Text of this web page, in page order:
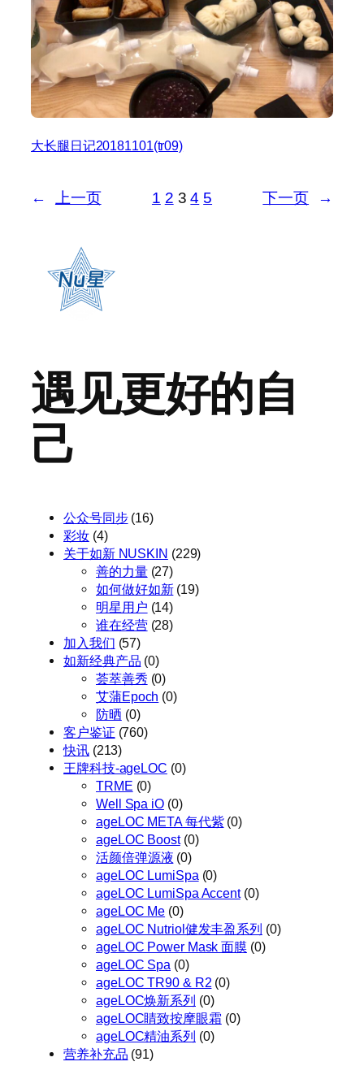
大长腿日记20181101(tr09)
← 上一页 1 2 3 4 5 下一页 →
遇见更好的自
己
公众号同步(16)
彩妆(4)
关于如新 NUSKIN (229)
善的力量(27)
如何做好如新(19)
明星用户 (14)
谁在经营(28)
加入我们 (57)
如新经典产品 (0)
荟萃善秀 (0)
艾蒲Epoch (0)
防晒 (0)
客户鉴证 (760)
快讯(213)
王牌科技-ageLOC (0)
TRME (0)
Well Spa iO(0)
ageLOC META 每代紫(0)
ageLOC Boost(0)
活颜倍弹源液 (0)
ageLOC LumiSpa (0)
ageLOC LumiSpa Accent(0)
ageLOC Me (0)
ageLOC Nutriol健发丰盈系列 (0)
ageLOC Power Mask 面膜 (0)
ageLOC Spa (0)
ageLOC TR90 & R2 (0)
ageLOC焕新系列 (0)
ageLOC睛致按摩眼霜 (0)
ageLOC精油系列 (0)
营养补充品 (91)